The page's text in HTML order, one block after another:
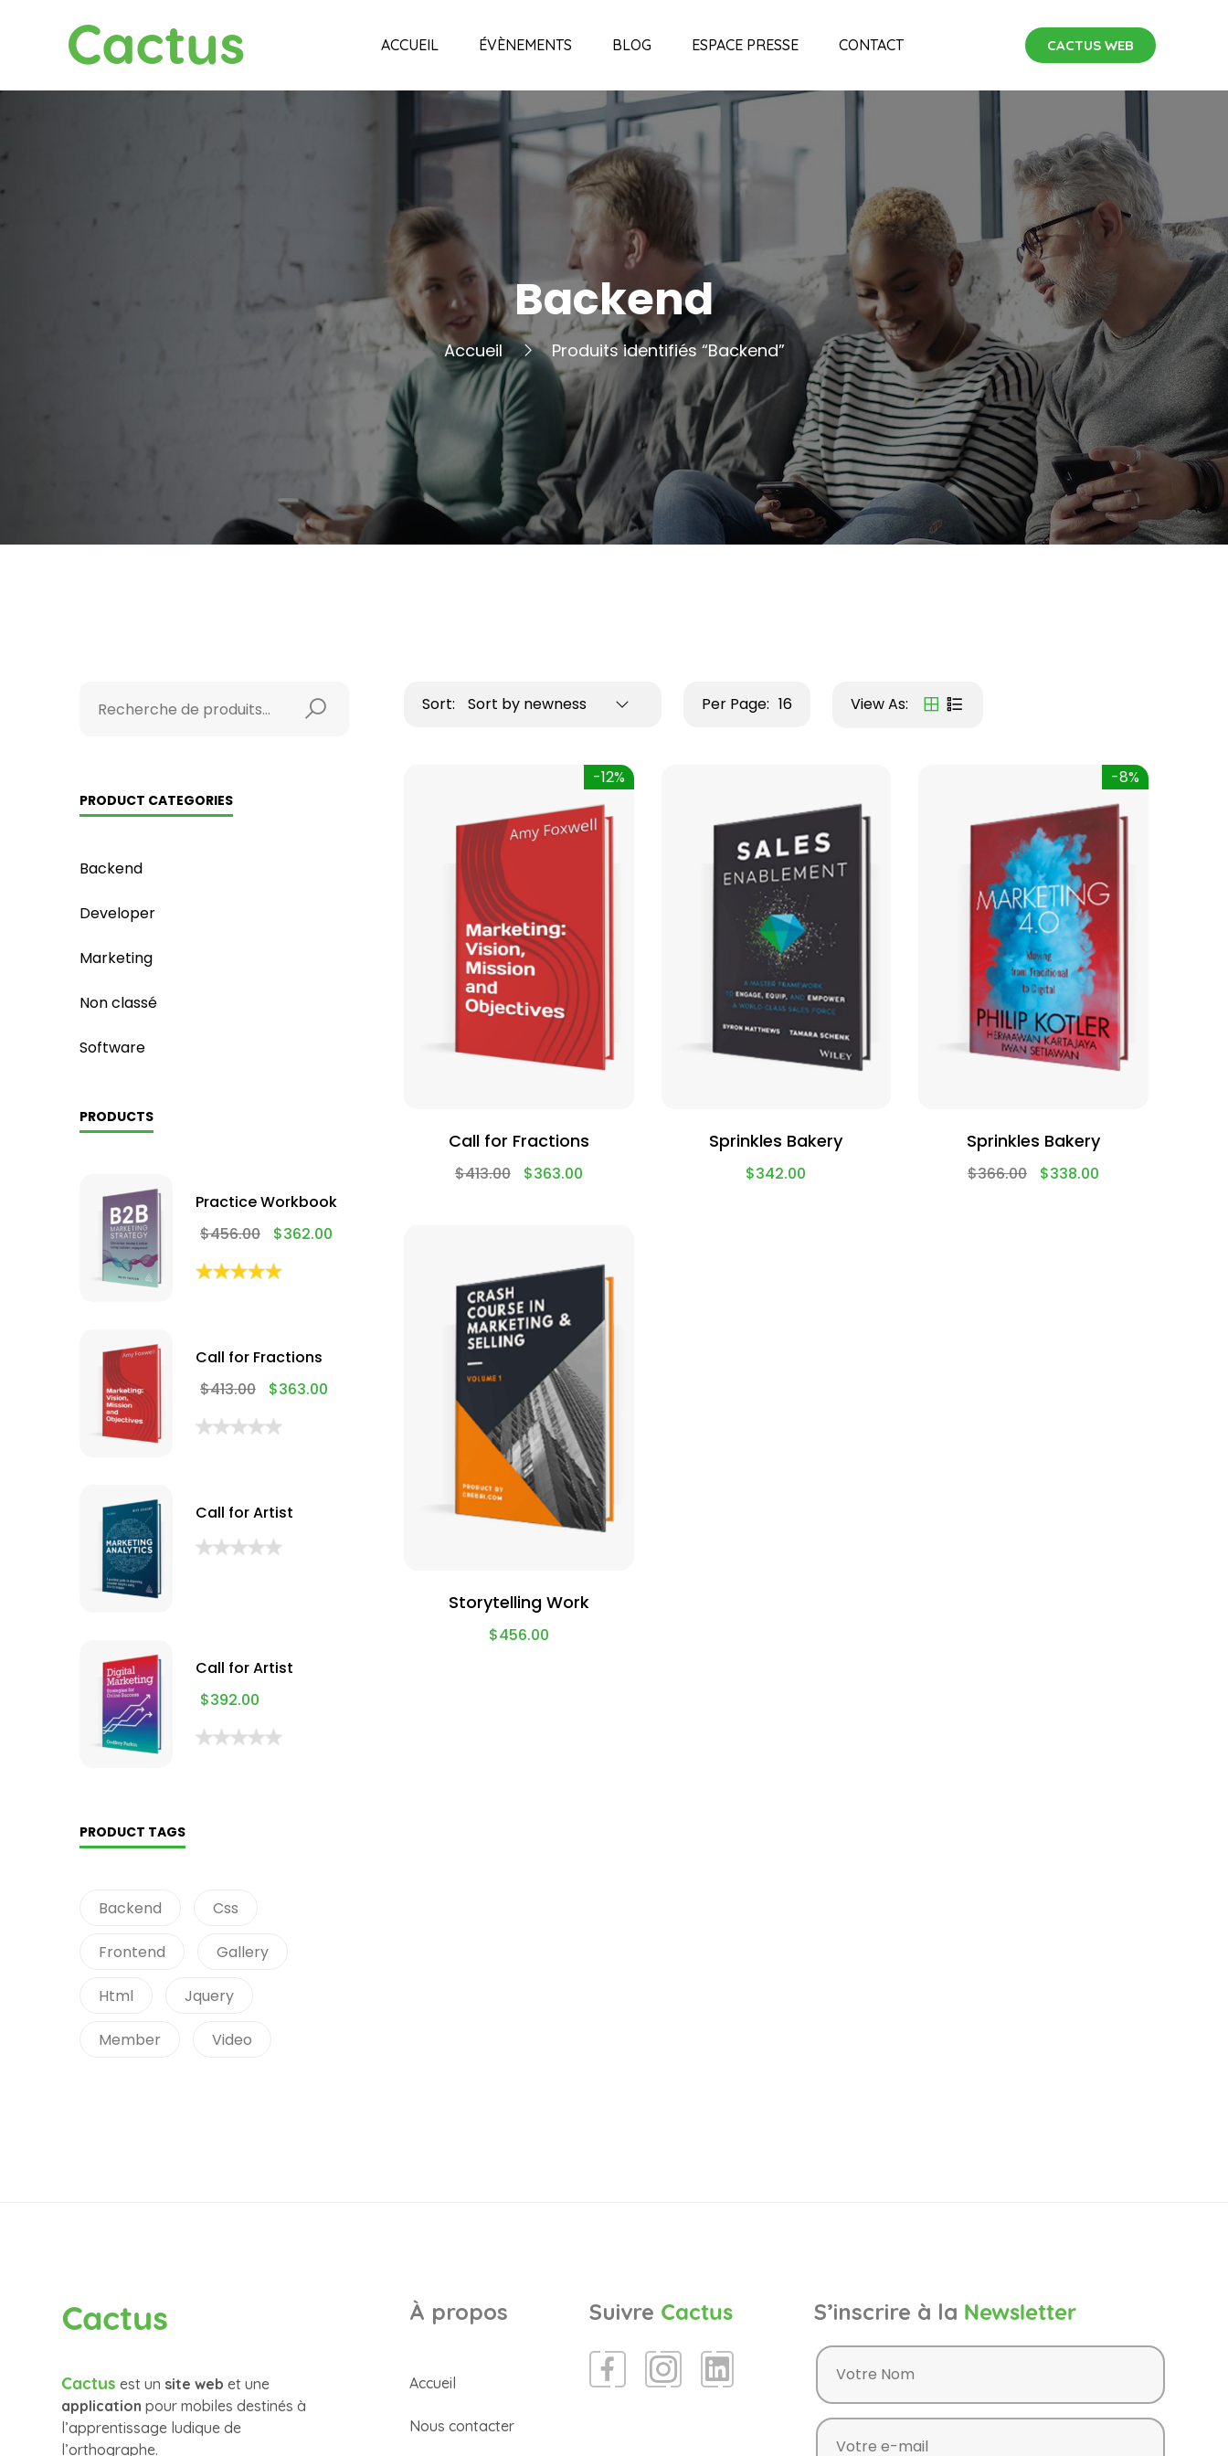
Cactus ACCUEIL ÉVÈNEMENTS BLOG ESPACE PRESSE CONTACT CACTUS WEB
Backend
Accueil Produits identifiés “Backend”
PRODUCT CATEGORIES
Backend
Developer
Marketing
Non classé
Software
PRODUCTS
Practice Workbook
$456.00 $362.00
Call for Fractions
$413.00 $363.00
Call for Artist
Call for Artist
$392.00
PRODUCT TAGS
Backend Css
Frontend Gallery
Html Jquery
Member Video
Sort: Sort by newness Per Page: 16 View As:
-12%
Call for Fractions
$413.00 $363.00
Sprinkles Bakery
$342.00
-8%
Sprinkles Bakery
$366.00 $338.00
Storytelling Work
$456.00
Cactus
Cactus est un site web et une
application pour mobiles destinés à
l’apprentissage ludique de
l’orthographe.
À propos
Accueil
Nous contacter
Suivre Cactus S’inscrire à la Newsletter